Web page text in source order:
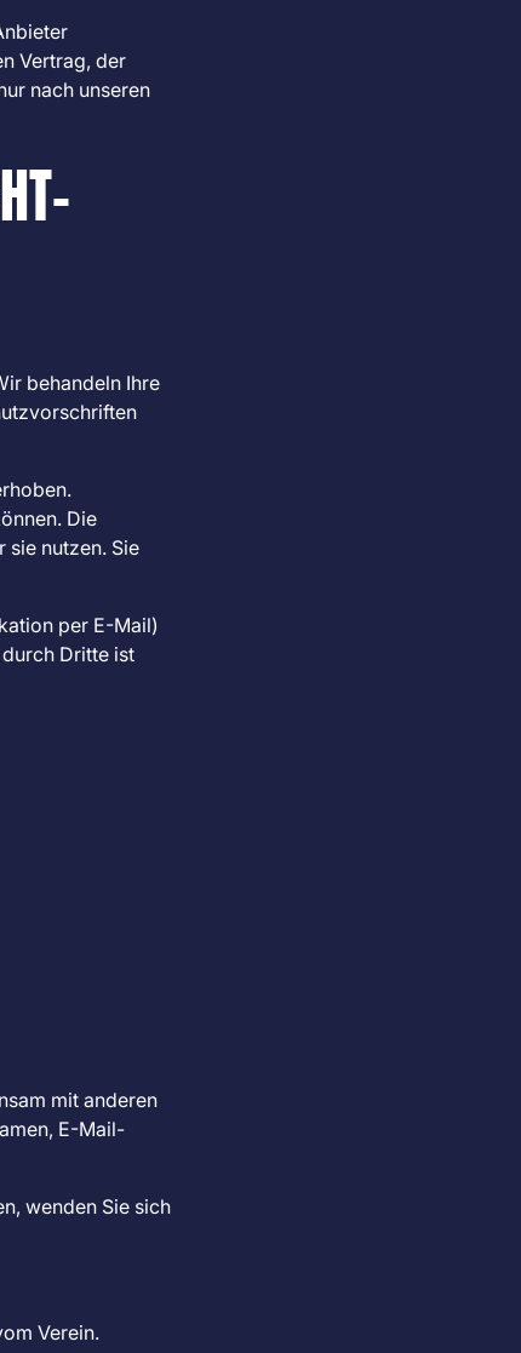
Vertrag, der
nach unseren
behandeln Ihre
Die
nutzen. Sie
per E-Mail)
Dritte ist
mit anderen
E-Mail-
wenden Sie sich
Verein.